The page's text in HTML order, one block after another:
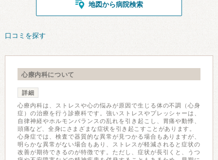
地図から病院検索
口コミを探す
心療内科について
詳細
心療内科は、ストレスや心の悩みが原因で生じる体の不調（心身
症）の治療を行う診療科です。強いストレスやプレッシャーは、
自律神経やホルモンバランスの乱れを引き起こし、胃痛や動悸、
頭痛など、全身にさまざまな症状を引き起こすことがあります。
心身症では、検査で器質的な異常が見つかる場合もありますが、
明らかな異常がない場合もあり、ストレスが軽減されると症状の
改善が期待できるのが特徴です。ただし、症状が長引くと、うつ